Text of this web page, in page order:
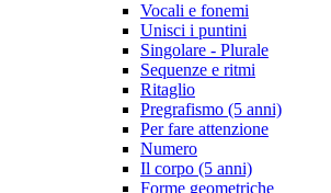
Vocali e fonemi
Unisci i puntini
Singolare - Plurale
Sequenze e ritmi
Ritaglio
Pregrafismo (5 anni)
Per fare attenzione
Numero
Il corpo (5 anni)
Forme geometriche